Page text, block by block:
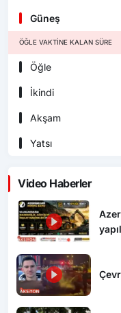
Güneş
ÖĞLE VAKTINE KALAN SÜRE
Öğle
İkindi
Akşam
Yatsı
Video Haberler